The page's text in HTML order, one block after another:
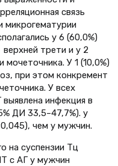
связь
микрогематурии
у 6 (60,0%)
трети и у 2
У 1 (10,0%)
при этом конкремент
У всех
инфекция в
ДИ 33,5–47,7%). у
чем у мужчин.
на суспензии Тц
с АГ у мужчин